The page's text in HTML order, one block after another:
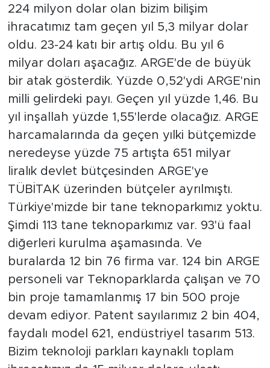
224 milyon dolar olan bizim bilişim
ihracatımız tam geçen yıl 5,3 milyar dolar
oldu. 23-24 katı bir artış oldu. Bu yıl 6
milyar doları aşacağız. ARGE'de de büyük
bir atak gösterdik. Yüzde 0,52'ydi ARGE'nin
milli gelirdeki payı. Geçen yıl yüzde 1,46. Bu
yıl inşallah yüzde 1,55'lerde olacağız. ARGE
harcamalarında da geçen yılki bütçemizde
neredeyse yüzde 75 artışta 651 milyar
liralık devlet bütçesinden ARGE'ye
TÜBİTAK üzerinden bütçeler ayrılmıştı.
Türkiye'mizde bir tane teknoparkımız yoktu.
Şimdi 113 tane teknoparkımız var. 93'ü faal
diğerleri kurulma aşamasında. Ve
buralarda 12 bin 76 firma var. 124 bin ARGE
personeli var Teknoparklarda çalışan ve 70
bin proje tamamlanmış 17 bin 500 proje
devam ediyor. Patent sayılarımız 2 bin 404,
faydalı model 621, endüstriyel tasarım 513.
Bizim teknoloji parkları kaynaklı toplam